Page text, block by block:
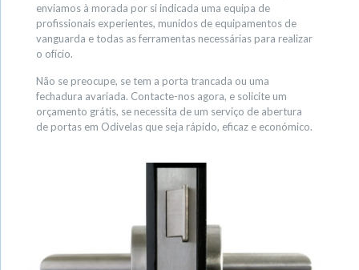
enviamos à morada por si indicada uma equipa de
profissionais experientes, munidos de equipamentos de
vanguarda e todas as ferramentas necessárias para realizar
o ofício.
Não se preocupe, se tem a porta trancada ou uma
fechadura avariada. Contacte-nos agora, e solicite um
orçamento grátis, se necessita de um serviço de abertura
de portas em Odivelas que seja rápido, eficaz e económico.